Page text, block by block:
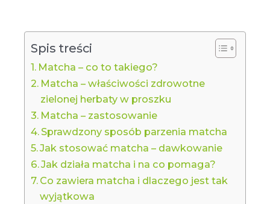
Spis treści
Matcha – co to takiego?
Matcha – właściwości zdrowotne
zielonej herbaty w proszku
Matcha – zastosowanie
Sprawdzony sposób parzenia matcha
Jak stosować matcha – dawkowanie
Jak działa matcha i na co pomaga?
Co zawiera matcha i dlaczego jest tak
wyjątkowa